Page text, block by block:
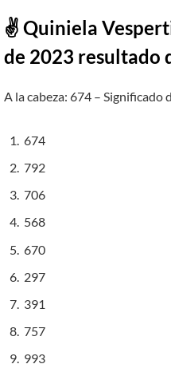
✌ Quiniela
de 2023 resultado
A la cabeza: 674 – Significado
674
792
706
568
670
297
391
757
993